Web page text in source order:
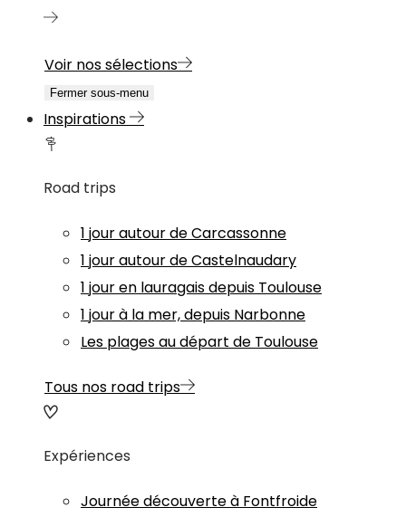
Voir nos sélections
Fermer sous-menu
Inspirations
Road trips
1 jour autour de Carcassonne
1 jour autour de Castelnaudary
1 jour en lauragais depuis Toulouse
1 jour à la mer, depuis Narbonne
Les plages au départ de Toulouse
Tous nos road trips
Expériences
Journée découverte à Fontfroide